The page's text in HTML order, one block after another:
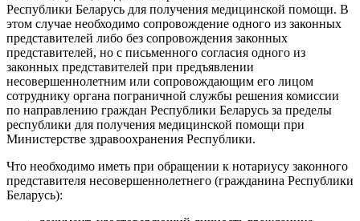
Республики Беларусь для получения медицинской помощи. В
этом случае необходимо сопровождение одного из законных
представителей либо без сопровождения законных
представителей, но с письменного согласия одного из
законных представителей при предъявлении
несовершеннолетним или сопровождающим его лицом
сотруднику органа пограничной службы решения комиссии
по направлению граждан Республики Беларусь за пределы
республики для получения медицинской помощи при
Министерстве здравоохранения Республики.
Что необходимо иметь при обращении к нотариусу законного
представителя несовершеннолетнего (гражданина Республики
Беларусь):